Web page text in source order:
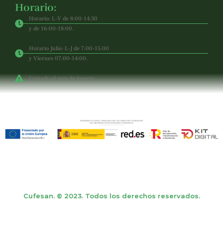
Horario:
Horario: L-V de 8:00-14:30
y de 16:00-18:00.
Horario Julio: L-J de 7:00-15:00
y Viernes 07:00-14:00.
Cerrado el mes de Agosto.
Cufesan. © 2023. Todos los derechos reservados.